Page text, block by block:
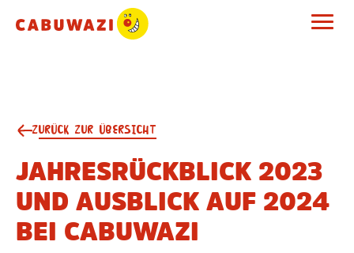
ZURÜCK ZUR ÜBERSICHT
JAHRESRÜCKBLICK 2023
UND AUSBLICK AUF 2024
BEI CABUWAZI